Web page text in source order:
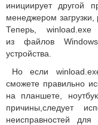
инициирует другой
менеджером
Теперь,
из файлов
устройства.
Но если
сможете правильно
на планшете,
причины,следует
неисправностей